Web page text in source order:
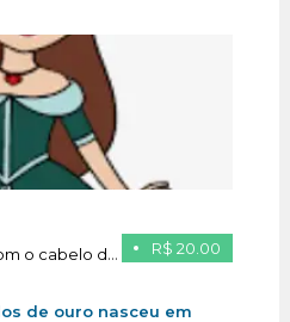
R$ 20.00
A menina que nasceu com o cabelo de ouro
de ouro nasceu em